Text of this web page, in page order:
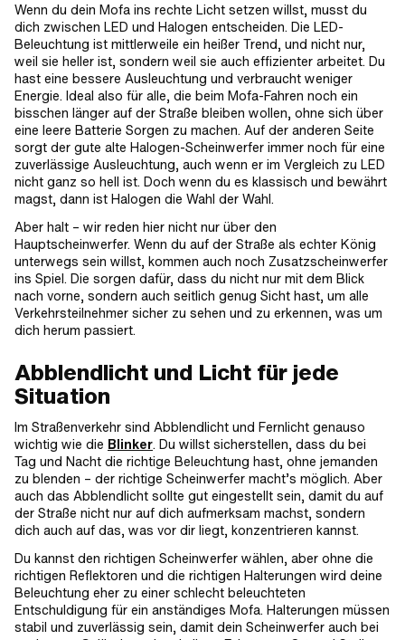
Wenn du dein Mofa ins rechte Licht setzen willst, musst du
dich zwischen LED und Halogen entscheiden. Die LED-
Beleuchtung ist mittlerweile ein heißer Trend, und nicht nur,
weil sie heller ist, sondern weil sie auch effizienter arbeitet. Du
hast eine bessere Ausleuchtung und verbraucht weniger
Energie. Ideal also für alle, die beim Mofa-Fahren noch ein
bisschen länger auf der Straße bleiben wollen, ohne sich über
eine leere Batterie Sorgen zu machen. Auf der anderen Seite
sorgt der gute alte Halogen-Scheinwerfer immer noch für eine
zuverlässige Ausleuchtung, auch wenn er im Vergleich zu LED
nicht ganz so hell ist. Doch wenn du es klassisch und bewährt
magst, dann ist Halogen die Wahl der Wahl.
Aber halt – wir reden hier nicht nur über den
Hauptscheinwerfer. Wenn du auf der Straße als echter König
unterwegs sein willst, kommen auch noch Zusatzscheinwerfer
ins Spiel. Die sorgen dafür, dass du nicht nur mit dem Blick
nach vorne, sondern auch seitlich genug Sicht hast, um alle
Verkehrsteilnehmer sicher zu sehen und zu erkennen, was um
dich herum passiert.
Abblendlicht und Licht für jede
Situation
Im Straßenverkehr sind Abblendlicht und Fernlicht genauso
wichtig wie die Blinker. Du willst sicherstellen, dass du bei
Tag und Nacht die richtige Beleuchtung hast, ohne jemanden
zu blenden – der richtige Scheinwerfer macht’s möglich. Aber
auch das Abblendlicht sollte gut eingestellt sein, damit du auf
der Straße nicht nur auf dich aufmerksam machst, sondern
dich auch auf das, was vor dir liegt, konzentrieren kannst.
Du kannst den richtigen Scheinwerfer wählen, aber ohne die
richtigen Reflektoren und die richtigen Halterungen wird deine
Beleuchtung eher zu einer schlecht beleuchteten
Entschuldigung für ein anständiges Mofa. Halterungen müssen
stabil und zuverlässig sein, damit dein Scheinwerfer auch bei